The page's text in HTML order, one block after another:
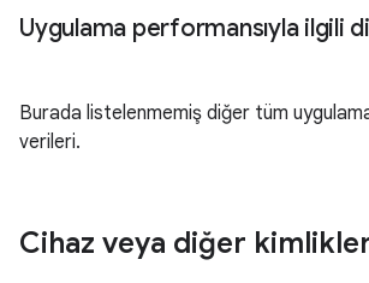
Uygulama performansıyla ilgili
Burada listelenmemiş diğer tüm
verileri.
Cihaz veya diğer